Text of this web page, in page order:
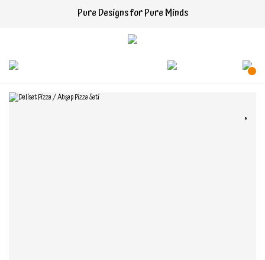
Pure Designs for Pure Minds